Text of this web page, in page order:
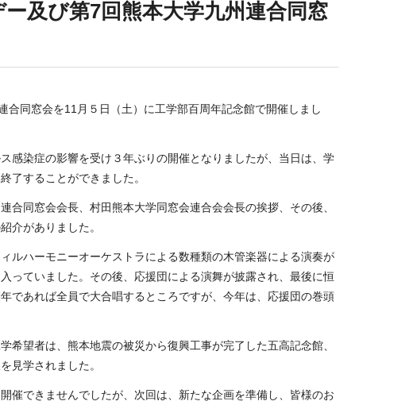
及び第7回熊本大学九州連合同窓
合同窓会を11 月５日（土）に工学部百周年記念館で開催しまし
感染症の影響を受け３年ぶりの開催となりましたが、当日は、学
了することができました。
同窓会会長、村田熊本大学同窓会連合会会長の挨拶、その後、
介がありました。
ルハーモニーオーケストラによる数種類の木管楽器による演奏が
っていました。その後、応援団による演舞が披露され、最後に恒
であれば全員で大合唱するところですが、今年は、応援団の巻頭
望者は、熊本地震の被災から復興工事が完了した五高記念館、
見学されました。
できませんでしたが、次回は、新たな企画を準備し、皆様のお